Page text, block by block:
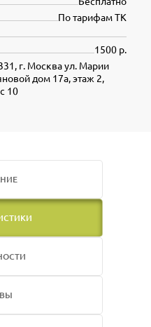
По тарифам ТК
1500 р.
г. Москва ул. Марии
дом 17а, этаж 2,
10